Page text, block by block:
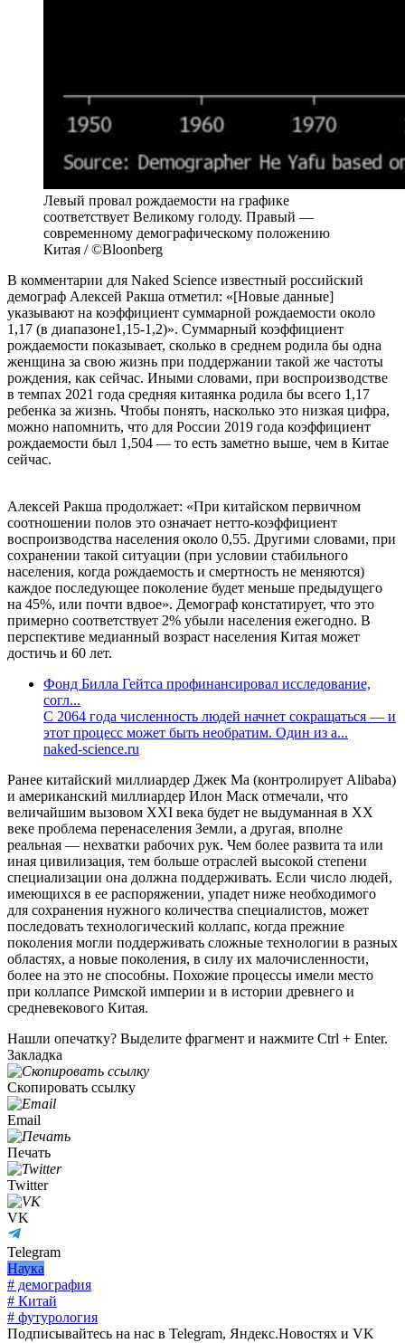
Левый провал рождаемости на графике
соответствует Великому голоду. Правый —
современному демографическому положению
Китая / ©Bloonberg
В комментарии для Naked Science известный российский
демограф Алексей Ракша отметил: «[Новые данные]
указывают на коэффициент суммарной рождаемости около
1,17 (в диапазоне1,15-1,2)». Суммарный коэффициент
рождаемости показывает, сколько в среднем родила бы одна
женщина за свою жизнь при поддержании такой же частоты
рождения, как сейчас. Иными словами, при воспроизводстве
в темпах 2021 года средняя китаянка родила бы всего 1,17
ребенка за жизнь. Чтобы понять, насколько это низкая цифра,
можно напомнить, что для России 2019 года коэффициент
рождаемости был 1,504 — то есть заметно выше, чем в Китае
сейчас.
Алексей Ракша продолжает: «При китайском первичном
соотношении полов это означает нетто-коэффициент
воспроизводства населения около 0,55. Другими словами, при
сохранении такой ситуации (при условии стабильного
населения, когда рождаемость и смертность не меняются)
каждое последующее поколение будет меньше предыдущего
на 45%, или почти вдвое». Демограф констатирует, что это
примерно соответствует 2% убыли населения ежегодно. В
перспективе медианный возраст населения Китая может
достичь и 60 лет.
Фонд Билла Гейтса профинансировал исследование,
согл...
С 2064 года численность людей начнет сокращаться — и
этот процесс может быть необратим. Один из а...
naked-science.ru
Ранее китайский миллиардер Джек Ма (контролирует Alibaba)
и американский миллиардер Илон Маск отмечали, что
величайшим вызовом XXI века будет не выдуманная в XX
веке проблема перенаселения Земли, а другая, вполне
реальная — нехватки рабочих рук. Чем более развита та или
иная цивилизация, тем больше отраслей высокой степени
специализации она должна поддерживать. Если число людей,
имеющихся в ее распоряжении, упадет ниже необходимого
для сохранения нужного количества специалистов, может
последовать технологический коллапс, когда прежние
поколения могли поддерживать сложные технологии в разных
областях, а новые поколения, в силу их малочисленности,
более на это не способны. Похожие процессы имели место
при коллапсе Римской империи и в истории древнего и
средневекового Китая.
Нашли опечатку? Выделите фрагмент и нажмите Ctrl + Enter.
Закладка
Скопировать ссылку
Email
Печать
Twitter
VK
Telegram
Наука
# демография
# Китай
# футурология
Подписывайтесь на нас в Telegram, Яндекс.Новостях и VK